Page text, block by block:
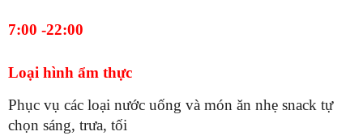
7:00 -22:00
Loại hình ẩm thực
Phục vụ các loại nước uống và món ăn nhẹ snack tự
chọn sáng, trưa, tối